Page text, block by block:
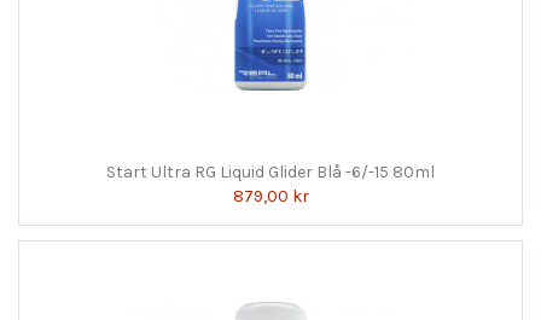
Start Ultra RG Liquid Glider Blå -6/-15 80ml
879,00 kr